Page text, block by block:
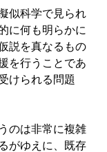
似科学で見られ
に何も明らかに
説を真なるもの
を行うことであ
けられる問題
のは非常に複雑
がゆえに、既存